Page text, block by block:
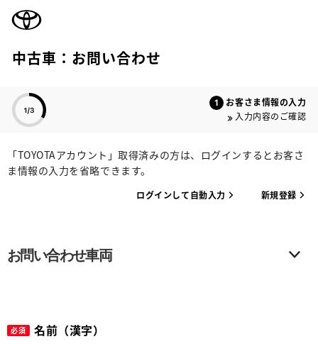
中古車：お問い合わせ
お客さま情報の入力
入力内容のご確認
「TOYOTAアカウント」取得済みの方は、ログインするとお客さ
ま情報の入力を省略できます。
ログインして自動入力 新規登録
お問い合わせ車両
必須 名前（漢字）